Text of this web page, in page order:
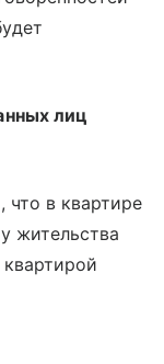
лиц
в квартире
жительства